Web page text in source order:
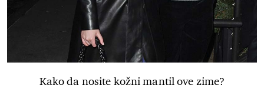
Kako da nosite kožni mantil ove zime?